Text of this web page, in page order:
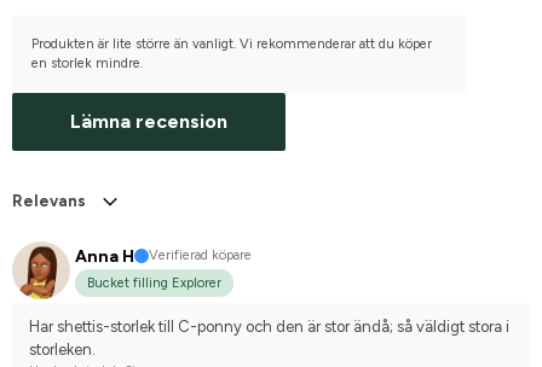
Produkten är lite större än vanligt. Vi rekommenderar att du köper
en storlek mindre.
Lämna recension
Relevans
Anna H
Verifierad köpare
Bucket filling Explorer
Har shettis-storlek till C-ponny och den är stor ändå; så väldigt stora i
storleken.